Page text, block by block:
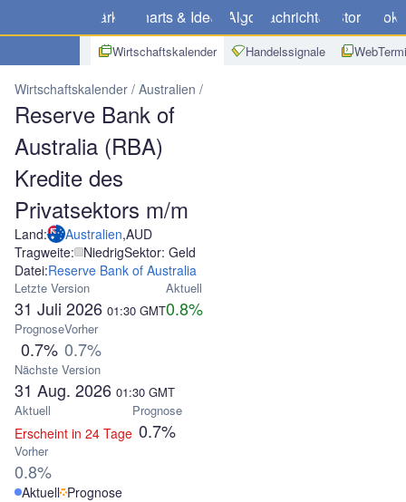
Märkte Charts & Ideen Algo Nachrichten Store
Wirtschaftskalender Handelssignale
Wirtschaftskalender Australien
Reserve Bank of
Australia (RBA)
Kredite des
Privatsektors m/m
Land: Australien,AUD
Tragweite: NiedrigSektor: Geld
Datei:Reserve Bank of Australia
Letzte Version
31 Juli 2026 01:30 GMT
Aktuell
0.8%
Prognose
0.7%
Vorher
0.7%
Nächste Version
31 Aug. 2026 01:30 GMT
Aktuell
Erscheint in 24 Tage
Prognose
0.7%
Vorher
0.8%
Aktuell Prognose